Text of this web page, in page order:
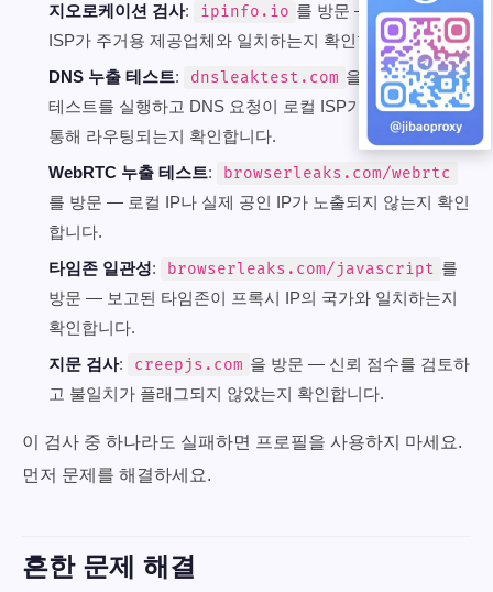
지오로케이션 검사: ipinfo.io 를 방문 — 국가, 도시,
ISP가 주거용 제공업체와 일치하는지 확인합니다.
DNS 누출 테스트: dnsleaktest.com 을 방문 — 확장
테스트를 실행하고 DNS 요청이 로컬 ISP가 아닌 프록시를
통해 라우팅되는지 확인합니다.
WebRTC 누출 테스트:
browserleaks.com/webrtc
를 방문 — 로컬 IP나 실제 공인 IP가 노출되지 않는지 확인
합니다.
타임존 일관성: browserleaks.com/javascript 를
방문 — 보고된 타임존이 프록시 IP의 국가와 일치하는지
확인합니다.
지문 검사: creepjs.com 을 방문 — 신뢰 점수를 검토하
고 불일치가 플래그되지 않았는지 확인합니다.
이 검사 중 하나라도 실패하면 프로필을 사용하지 마세요.
먼저 문제를 해결하세요.
흔한 문제 해결